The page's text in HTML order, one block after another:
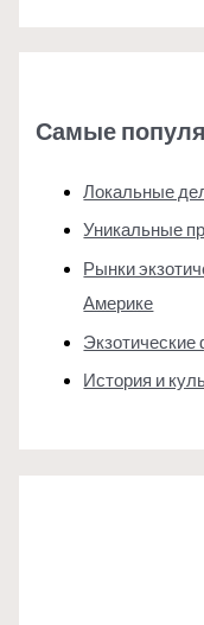
Самые
Локальные
Уникальные
Рынки
Америке
Экзотические
История и